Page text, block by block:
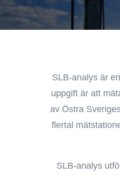
SLB-analys är
uppgift är att
av Östra
flertal
SLB-analys